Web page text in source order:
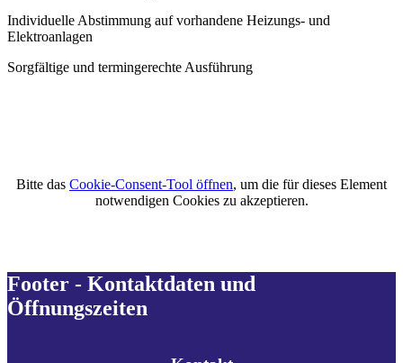
Individuelle Abstimmung auf vorhandene Heizungs- und
Elektroanlagen
Sorgfältige und termingerechte Ausführung
Bitte das Cookie-Consent-Tool öffnen, um die für dieses Element
notwendigen Cookies zu akzeptieren.
Footer - Kontaktdaten und
Öffnungszeiten